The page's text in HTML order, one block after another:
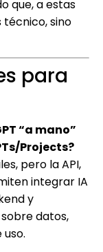
que, a estas
técnico, sino
para
“a mano”
Projects?
pero la API,
integrar IA
y
datos,